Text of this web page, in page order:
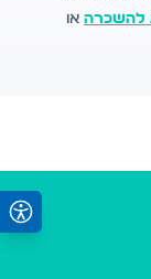
להשכרה או